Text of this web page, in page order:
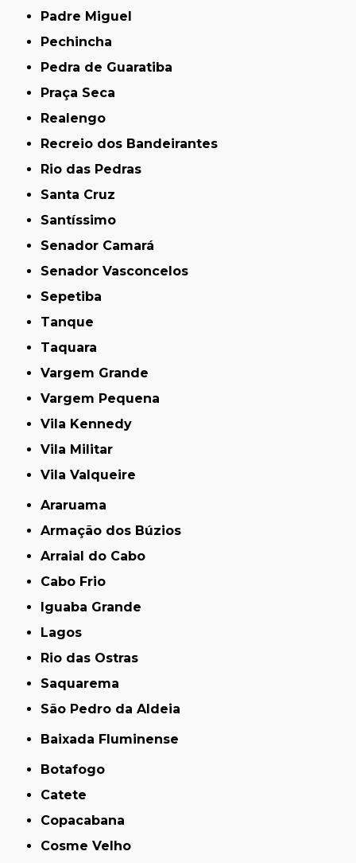
Padre Miguel
Pechincha
Pedra de Guaratiba
Praça Seca
Realengo
Recreio dos Bandeirantes
Rio das Pedras
Santa Cruz
Santíssimo
Senador Camará
Senador Vasconcelos
Sepetiba
Tanque
Taquara
Vargem Grande
Vargem Pequena
Vila Kennedy
Vila Militar
Vila Valqueire
Araruama
Armação dos Búzios
Arraial do Cabo
Cabo Frio
Iguaba Grande
Lagos
Rio das Ostras
Saquarema
São Pedro da Aldeia
Baixada Fluminense
Botafogo
Catete
Copacabana
Cosme Velho